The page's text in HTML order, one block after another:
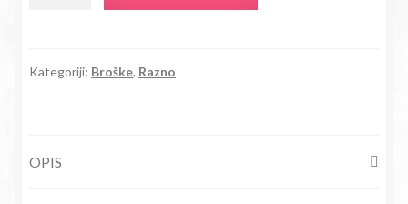
rdeča
Kategoriji: Broške, Razno
OPIS